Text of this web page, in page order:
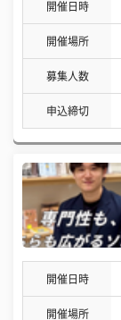
開催日時
開催場所
募集人数
申込締切
開催日時
開催場所